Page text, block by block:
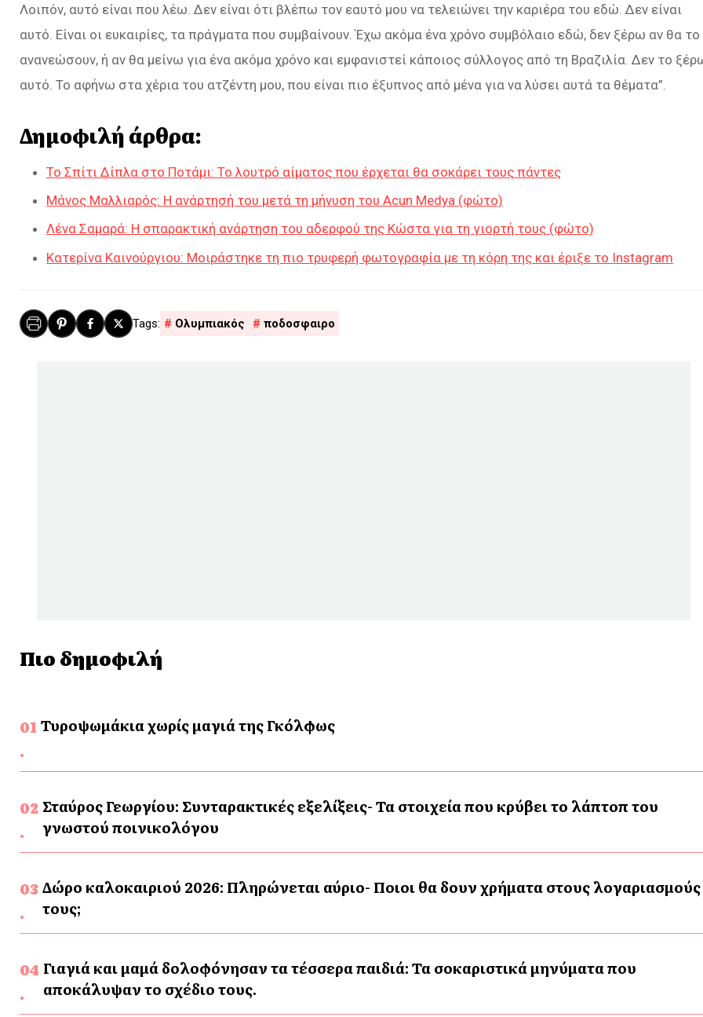
Λοιπόν, αυτό είναι που λέω. Δεν είναι ότι βλέπω τον εαυτό μου να τελειώνει την καριέρα του εδώ. Δεν είναι
αυτό. Είναι οι ευκαιρίες, τα πράγματα που συμβαίνουν. Έχω ακόμα ένα χρόνο συμβόλαιο εδώ, δεν ξέρω αν θα το
ανανεώσουν, ή αν θα μείνω για ένα ακόμα χρόνο και εμφανιστεί κάποιος σύλλογος από τη Βραζιλία. Δεν το
αυτό. Το αφήνω στα χέρια του ατζέντη μου, που είναι πιο έξυπνος από μένα για να λύσει αυτά τα θέματα”.
Δημοφιλή άρθρα:
Το Σπίτι Δίπλα στο Ποτάμι: Το λουτρό αίματος που έρχεται θα σοκάρει τους πάντες
Μάνος Μαλλιαρός: Η ανάρτησή του μετά τη μήνυση του Acun Medya (φώτο)
Λένα Σαμαρά: Η σπαρακτική ανάρτηση του αδερφού της Κώστα για τη γιορτή τους (φώτο)
Κατερίνα Καινούργιου: Μοιράστηκε τη πιο τρυφερή φωτογραφία με τη κόρη της και έριξε το Instagram
Ολυμπιακός ποδοσφαιρο
Πιο δημοφιλή
Τυροψωμάκια χωρίς μαγιά της Γκόλφως
Σταύρος Γεωργίου: Συνταρακτικές εξελίξεις- Τα στοιχεία που κρύβει το λάπτοπ του
γνωστού ποινικολόγου
Δώρο καλοκαιριού 2026: Πληρώνεται αύριο- Ποιοι θα δουν χρήματα στους λογαριασμούς
τους;
Γιαγιά και μαμά δολοφόνησαν τα τέσσερα παιδιά: Τα σοκαριστικά μηνύματα που
αποκάλυψαν το σχέδιο τους.